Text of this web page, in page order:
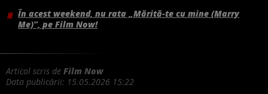
În acest weekend, nu rata „Mărită-te cu mine (Marry
Me)”, pe Film Now!
Articol scris de Film Now
Data publicării: 15.05.2026 15:22